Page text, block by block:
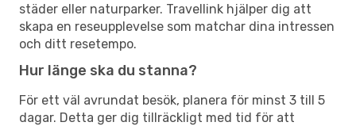
städer eller naturparker. Travellink hjälper dig att
skapa en reseupplevelse som matchar dina intressen
och ditt resetempo.
Hur länge ska du stanna?
För ett väl avrundat besök, planera för minst 3 till 5
dagar. Detta ger dig tillräckligt med tid för att